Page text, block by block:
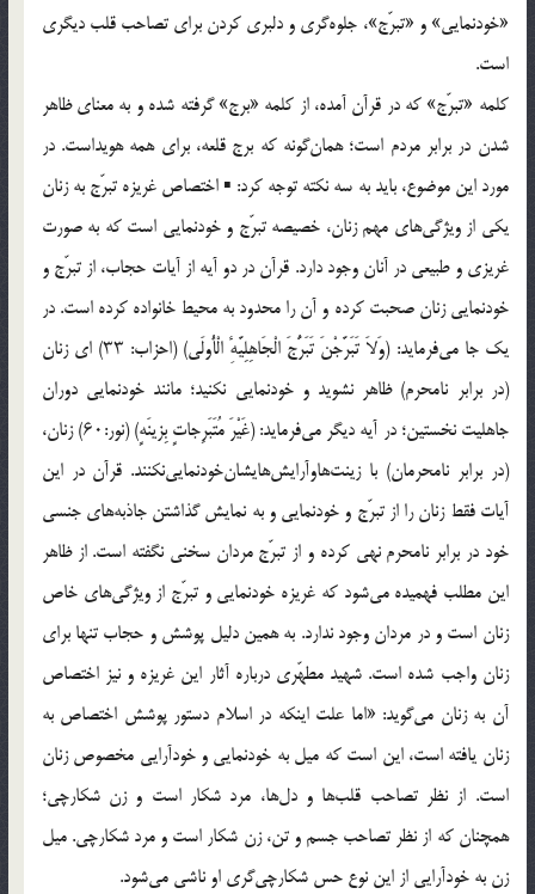
«خودنمایی» و «تبرّج»، جلوه‌گری و دلبری کردن برای تصاحب قلب دیگری
است.
کلمه «تبرّج» که در قرآن آمده، از کلمه «برج» گرفته شده و به معنای ظاهر
شدن در برابر مردم است؛ همان‌گونه که برج قلعه، برای همه هویداست. در
مورد این موضوع، باید به سه نکته توجه کرد: ▪ اختصاص غریزه تبرّج به زنان
یکی از ویژگی‌های مهم زنان، خصیصه تبرّج و خودنمایی است که به صورت
غریزی و طبیعی در آنان وجود دارد. قرآن در دو آیه از آیات حجاب، از تبرّج و
خودنمایی زنان صحبت کرده و آن را محدود به محیط خانواده کرده است. در
یک جا می‌فرماید: (وَلاَ تَبَرَّجْنَ تَبَرُّجَ الْجَاهِلِیَّهِٔ الْأُولَی) (احزاب: ۳۳) ای زنان
(در برابر نامحرم) ظاهر نشوید و خودنمایی نکنید؛ مانند خودنمایی دوران
جاهلیت نخستین؛ در آیه دیگر می‌فرماید: (غَیْرَ مُتَبَرِجاتٍ بِزینَهٍ) (نور:۶۰) زنان،
(در برابر نامحرمان) با زینت‌هاوآرایش‌هایشان‌خودنمایی‌نکنند. قرآن در این
آیات فقط زنان را از تبرّج و خودنمایی و به نمایش گذاشتن جاذبه‌های جنسی
خود در برابر نامحرم نهی کرده و از تبرّج مردان سخنی نگفته است. از ظاهر
این مطلب فهمیده می‌شود که غریزه خودنمایی و تبرّج از ویژگی‌های خاص
زنان است و در مردان وجود ندارد. به همین دلیل پوشش و حجاب تنها برای
زنان واجب شده است. شهید مطهّری درباره آثار این غریزه و نیز اختصاص
آن به زنان می‌گوید: «اما علت اینکه در اسلام دستور پوشش اختصاص به
زنان یافته است، این است که میل به خودنمایی و خودآرایی مخصوص زنان
است. از نظر تصاحب قلب‌ها و دل‌ها، مرد شکار است و زن شکارچی؛
همچنان که از نظر تصاحب جسم و تن، زن شکار است و مرد شکارچی. میل
زن به خودآرایی از این نوع حس شکارچی‌گری او ناشی می‌شود.